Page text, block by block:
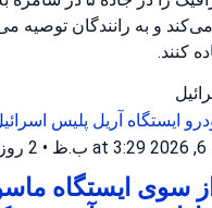
و به رانندگان توصیه
کنند.
ایستگاه آریل پلیس
• 2 روز پیش
سوی ایستگاه